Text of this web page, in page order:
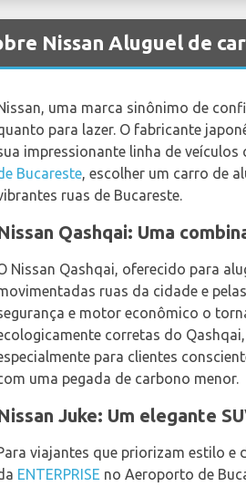
Nissan Aluguel de
uma marca sinônimo de
para lazer. O fabricante
impressionante linha de
Bucareste, escolher um carro de
ruas de Bucareste.
Qashqai: Uma
Nissan Qashqai, oferecido para
ruas da cidade e
e motor econômico o
corretas do
para clientes
uma pegada de carbono menor.
Juke: Um elegante
viajantes que priorizam estilo e
ENTERPRISE no Aeroporto de